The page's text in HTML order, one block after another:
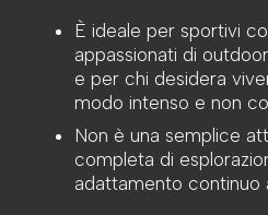
È ideale per sportivi
appassionati di
e per chi desidera
modo intenso e non
Non è una semplice
completa di
adattamento continuo